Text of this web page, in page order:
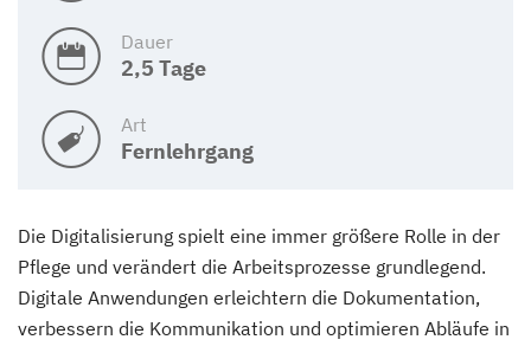
Dauer
2,5 Tage
Art
Fernlehrgang
Die Digitalisierung spielt eine immer größere Rolle in der
Pflege und verändert die Arbeitsprozesse grundlegend.
Digitale Anwendungen erleichtern die Dokumentation,
verbessern die Kommunikation und optimieren Abläufe in